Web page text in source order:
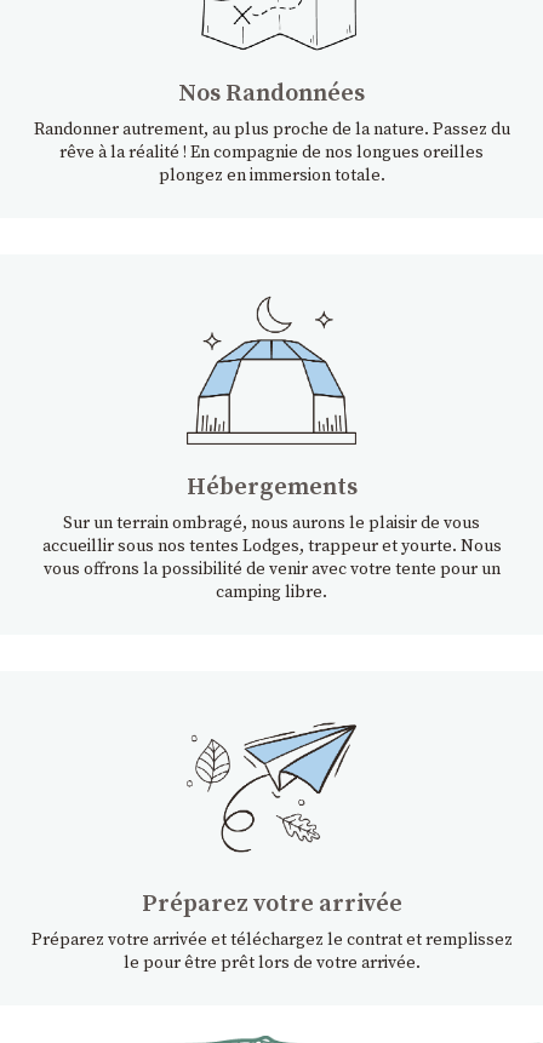
Nos Randonnées
Randonner autrement, au plus proche de la nature. Passez du
rêve à la réalité ! En compagnie de nos longues oreilles
plongez en immersion totale.
Hébergements
Sur un terrain ombragé, nous aurons le plaisir de vous
accueillir sous nos tentes Lodges, trappeur et yourte. Nous
vous offrons la possibilité de venir avec votre tente pour un
camping libre.
Préparez votre arrivée
Préparez votre arrivée et téléchargez le contrat et remplissez
le pour être prêt lors de votre arrivée.